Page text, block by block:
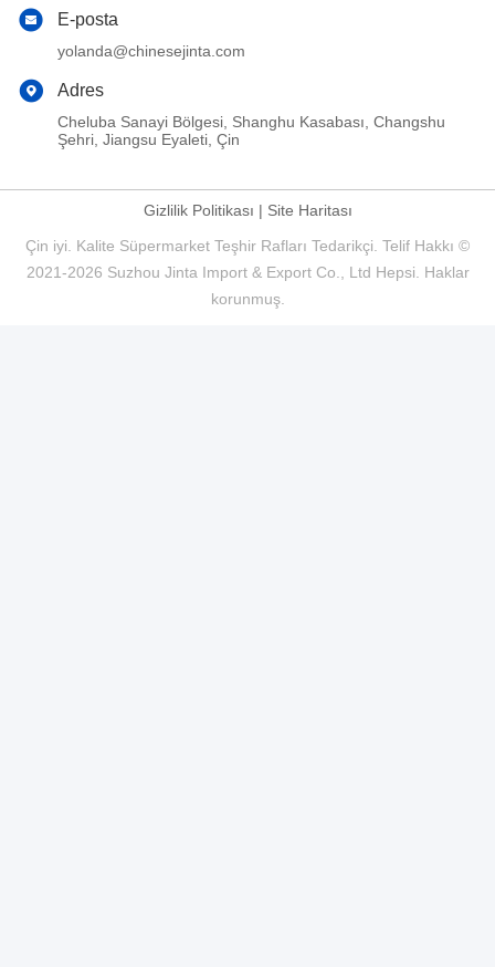
E-posta
yolanda@chinesejinta.com
Adres
Cheluba Sanayi Bölgesi, Shanghu Kasabası, Changshu
Şehri, Jiangsu Eyaleti, Çin
Gizlilik Politikası | Site Haritası
Çin iyi. Kalite Süpermarket Teşhir Rafları Tedarikçi. Telif Hakkı ©
2021-2026 Suzhou Jinta Import & Export Co., Ltd Hepsi. Haklar
korunmuş.